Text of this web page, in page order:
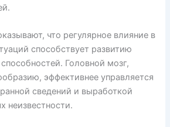
что регулярное влияние в
способствует развитию
Головной мозг,
эффективнее управляется
сведений и выработкой
неизвестности.